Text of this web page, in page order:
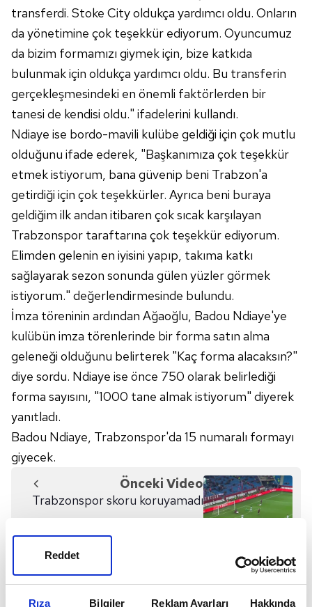
Rıza Bilgiler Reklam Ayarları Hakkında
Reddet
transferdi. Stoke City oldukça yardımcı oldu. Onların
da yönetimine çok teşekkür ediyorum. Oyuncumuz
da bizim formamızı giymek için, bize katkıda
bulunmak için oldukça yardımcı oldu. Bu transferin
gerçekleşmesindeki en önemli faktörlerden bir
tanesi de kendisi oldu." ifadelerini kullandı.
Ndiaye ise bordo-mavili kulübe geldiği için çok mutlu
olduğunu ifade ederek, "Başkanımıza çok teşekkür
etmek istiyorum, bana güvenip beni Trabzon'a
getirdiği için çok teşekkürler. Ayrıca beni buraya
geldiğim ilk andan itibaren çok sıcak karşılayan
Trabzonspor taraftarına çok teşekkür ediyorum.
Elimden gelenin en iyisini yapıp, takıma katkı
sağlayarak sezon sonunda gülen yüzler görmek
istiyorum." değerlendirmesinde bulundu.
İmza töreninin ardından Ağaoğlu, Badou Ndiaye'ye
kulübün imza törenlerinde bir forma satın alma
geleneği olduğunu belirterek "Kaç forma alacaksın?"
diye sordu. Ndiaye ise önce 750 olarak belirlediği
forma sayısını, "1000 tane almak istiyorum" diyerek
yanıtladı.
Badou Ndiaye, Trabzonspor'da 15 numaralı formayı
giyecek.
Önceki Video
Trabzonspor skoru koruyamadı
Trabzonspor Ndiaye'nin
maliyetini açıkladı